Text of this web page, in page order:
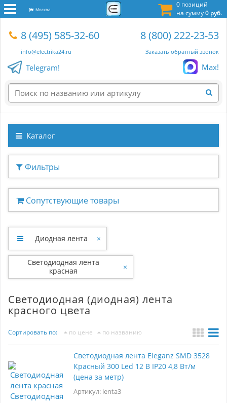
0 позиций
на сумму0 руб.
Москва
8 (495) 585-32-60
info@electrika24.ru
8 (800) 222-23-53
Заказать обратный звонок
Telegram! Max!
Каталог
Фильтры
Сопутствующие товары
Диодная лента ×
Светодиодная лента
красная
×
Светодиодная (диодная) лента
красного цвета
Сортировать по: по цене по названию
Светодиодная лента Eleganz SMD 3528
Красный 300 Led 12 В IP20 4,8 Вт/м
(цена за метр)
Артикул: lenta3